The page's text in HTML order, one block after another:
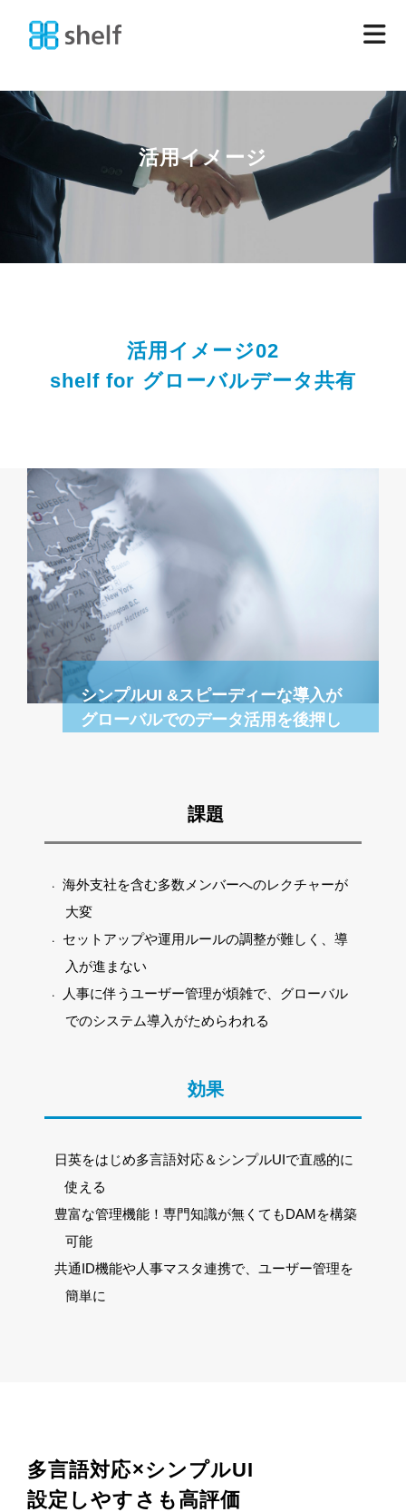
活用イメージ
活用イメージ02
shelf for グローバルデータ共有
シンプルUI &スピーディーな導入が
グローバルでのデータ活用を後押し
課題
海外支社を含む多数メンバーへのレクチャーが
大変
セットアップや運用ルールの調整が難しく、導
入が進まない
人事に伴うユーザー管理が煩雑で、グローバル
でのシステム導入がためらわれる
効果
日英をはじめ多言語対応＆シンプルUIで直感的に
使える
豊富な管理機能！専門知識が無くてもDAMを構築
可能
共通ID機能や人事マスタ連携で、ユーザー管理を
簡単に
多言語対応×シンプルUI
設定しやすさも高評価